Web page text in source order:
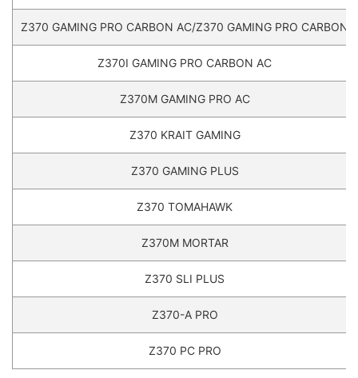
Z370 GAMING PRO CARBON AC/Z370 GAMING PRO CARBON
Z370I GAMING PRO CARBON AC
Z370M GAMING PRO AC
Z370 KRAIT GAMING
Z370 GAMING PLUS
Z370 TOMAHAWK
Z370M MORTAR
Z370 SLI PLUS
Z370-A PRO
Z370 PC PRO